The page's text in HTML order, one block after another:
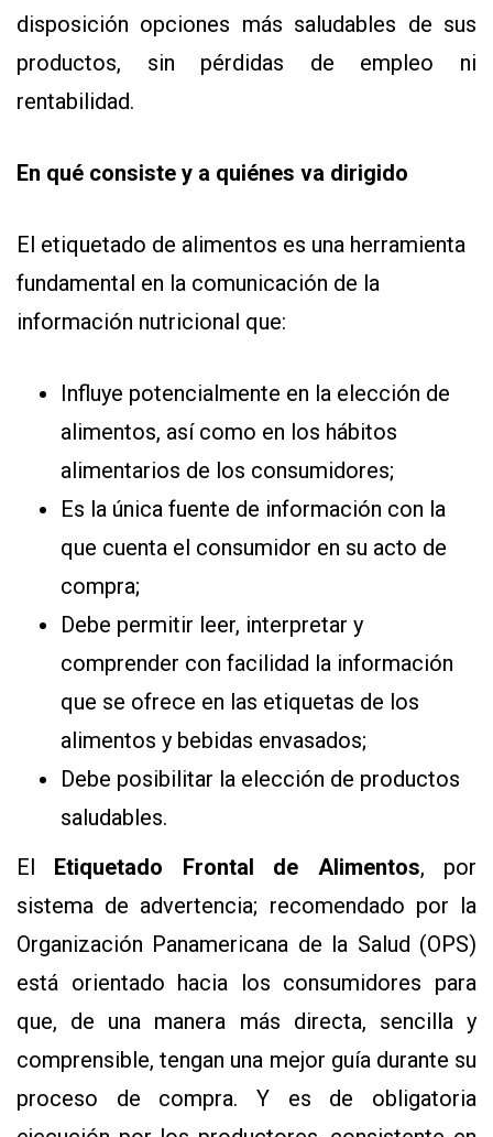
disposición opciones más saludables de sus
productos, sin pérdidas de empleo ni
rentabilidad.
En qué consiste y a quiénes va dirigido
El etiquetado de alimentos es una herramienta
fundamental en la comunicación de la
información nutricional que:
Influye potencialmente en la elección de
alimentos, así como en los hábitos
alimentarios de los consumidores;
Es la única fuente de información con la
que cuenta el consumidor en su acto de
compra;
Debe permitir leer, interpretar y
comprender con facilidad la información
que se ofrece en las etiquetas de los
alimentos y bebidas envasados;
Debe posibilitar la elección de productos
saludables.
El Etiquetado Frontal de Alimentos, por
sistema de advertencia; recomendado por la
Organización Panamericana de la Salud (OPS)
está orientado hacia los consumidores para
que, de una manera más directa, sencilla y
comprensible, tengan una mejor guía durante su
proceso de compra. Y es de obligatoria